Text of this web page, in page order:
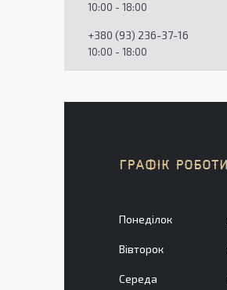
10:00 - 18:00
+380 (93) 236-37-16
10:00 - 18:00
ГРАФІК РОБОТИ
Понеділок
Вівторок
Середа